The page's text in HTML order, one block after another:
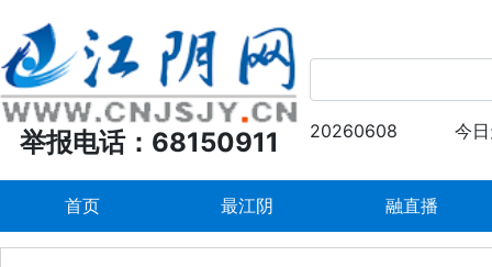
举报电话：68150911 20260608 今
首页 最江阴 融直播